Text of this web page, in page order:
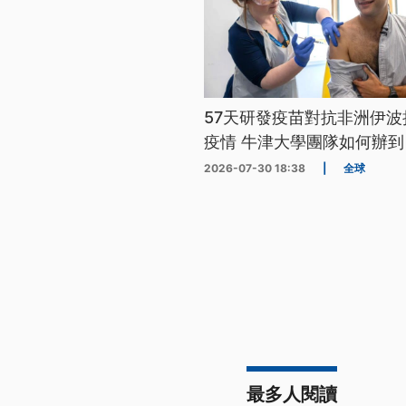
57天研發疫苗對抗非洲伊
疫情 牛津大學團隊如何辦
2026-07-30 18:38 全球
最多人閱讀